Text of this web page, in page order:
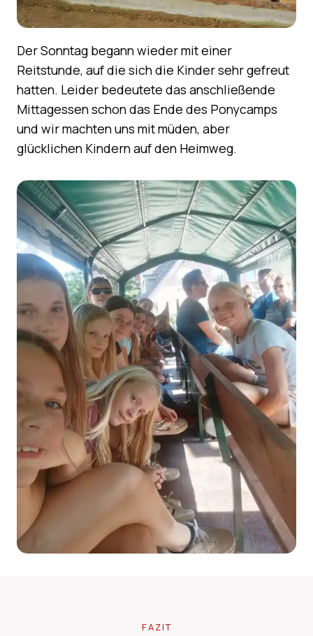
Der Sonntag begann wieder mit einer
Reitstunde, auf die sich die Kinder sehr gefreut
hatten. Leider bedeutete das anschließende
Mittagessen schon das Ende des Ponycamps
und wir machten uns mit müden, aber
glücklichen Kindern auf den Heimweg.
FAZIT